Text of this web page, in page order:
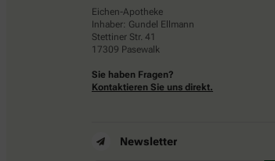
Eichen-Apotheke
Inhaber: Gundel Ellmann
Stettiner Str. 41
17309 Pasewalk
Sie haben Fragen?
Kontaktieren Sie uns direkt.
Newsletter